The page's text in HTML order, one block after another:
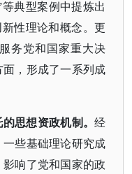
典型案例中提炼出
性理论和概念。更
务党和国家重大决
，形成了一系列成
思想资政机制。经
些基础理论研究成
响了党和国家的政